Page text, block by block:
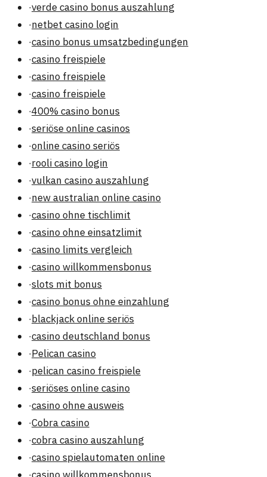
·verde casino bonus auszahlung
·netbet casino login
·casino bonus umsatzbedingungen
·casino freispiele
·casino freispiele
·casino freispiele
·400% casino bonus
·seriöse online casinos
·online casino seriös
·rooli casino login
·vulkan casino auszahlung
·new australian online casino
·casino ohne tischlimit
·casino ohne einsatzlimit
·casino limits vergleich
·casino willkommensbonus
·slots mit bonus
·casino bonus ohne einzahlung
·blackjack online seriös
·casino deutschland bonus
·Pelican casino
·pelican casino freispiele
·seriöses online casino
·casino ohne ausweis
·Cobra casino
·cobra casino auszahlung
·casino spielautomaten online